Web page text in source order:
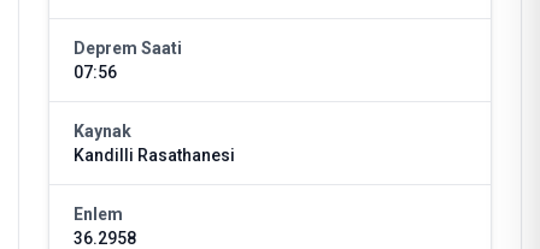
Deprem Saati
07:56
Kaynak
Kandilli Rasathanesi
Enlem
36.2958